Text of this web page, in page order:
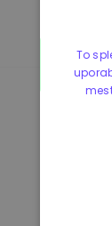
To